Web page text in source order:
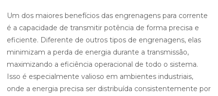
Um dos maiores benefícios das engrenagens para corrente
é a capacidade de transmitir potência de forma precisa e
eficiente. Diferente de outros tipos de engrenagens, elas
minimizam a perda de energia durante a transmissão,
maximizando a eficiência operacional de todo o sistema.
Isso é especialmente valioso em ambientes industriais,
onde a energia precisa ser distribuída consistentemente por